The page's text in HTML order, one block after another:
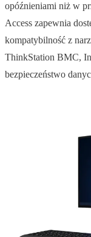
opóźnieniami niż w
Access zapewnia
kompatybilność z
ThinkStation BMC,
bezpieczeństwo